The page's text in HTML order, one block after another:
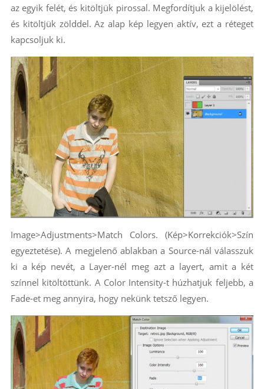
az egyik felét, és kitöltjük pirossal. Megfordítjuk a kijelölést,
és kitöltjük zölddel. Az alap kép legyen aktív, ezt a réteget
kapcsoljuk ki.
Image>Adjustments>Match Colors. (Kép>Korrekciók>Szín
egyeztetése). A megjelenő ablakban a Source-nál válasszuk
ki a kép nevét, a Layer-nél meg azt a layert, amit a két
színnel kitöltöttünk. A Color Intensity-t húzhatjuk feljebb, a
Fade-et meg annyira, hogy nekünk tetsző legyen.